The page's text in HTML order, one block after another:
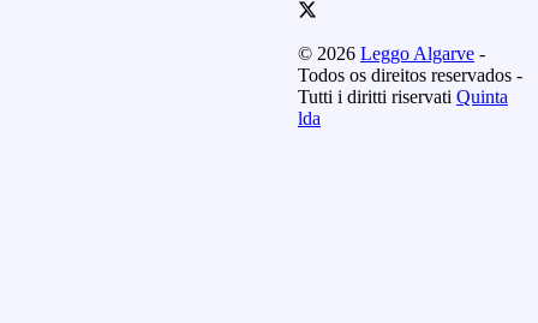
© 2026 Leggo Algarve -
Todos os direitos reservados -
Tutti i diritti riservati Quinta
lda